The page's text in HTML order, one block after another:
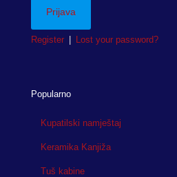
Register | Lost your password?
Popularno
Kupatilski namještaj
Keramika Kanjiža
Tuš kabine